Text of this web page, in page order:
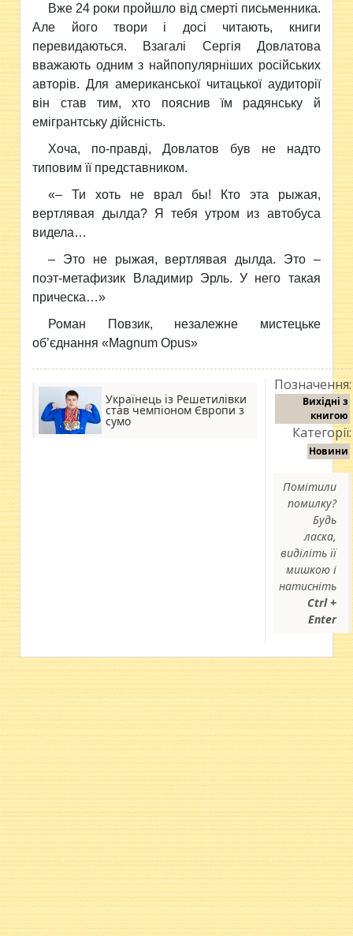
Вже 24 роки пройшло від смерті письменника.
Але його твори і досі читають, книги
перевидаються. Взагалі Сергія Довлатова
вважають одним з найпопулярніших російських
авторів. Для американської читацької аудиторії
він став тим, хто пояснив їм радянську й
емігрантську дійсність.
Хоча, по-правді, Довлатов був не надто
типовим її представником.
«– Ти хоть не врал бы! Кто эта рыжая,
вертлявая дылда? Я тебя утром из автобуса
видела…
– Это не рыжая, вертлявая дылда. Это –
поэт-метафизик Владимир Эрль. У него такая
прическа…»
Роман Повзик, незалежне мистецьке
об’єднання «Magnum Opus»
Українець із Решетилівки
став чемпіоном Європи з
сумо
Позначення:
Вихідні з
книгою
Категорії:
Новини
Помітили
помилку?
Будь
ласка,
виділіть її
мишкою і
натисніть
Ctrl +
Enter